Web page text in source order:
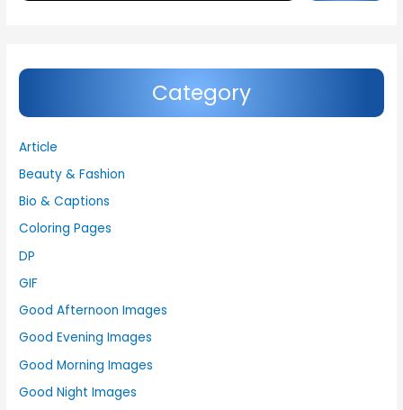
Category
Article
Beauty & Fashion
Bio & Captions
Coloring Pages
DP
GIF
Good Afternoon Images
Good Evening Images
Good Morning Images
Good Night Images